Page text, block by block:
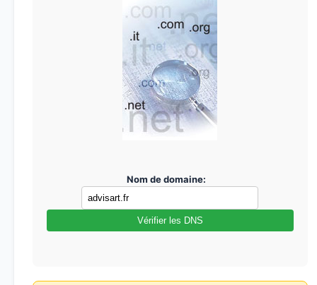
Nom de domaine:
Vérifier les DNS